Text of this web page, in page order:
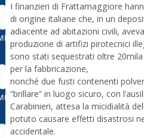
I finanzieri di Frattamaggiore
di origine italiane che, in un
adiacente ad abitazioni civili,
produzione di artifizi pirotecnici
sono stati sequestrati oltre
per la fabbricazione,
nonché due fusti contenenti
“brillare” in luogo sicuro, con
Carabinieri, attesa la micidialità
potuto causare effetti disastrosi
accidentale.